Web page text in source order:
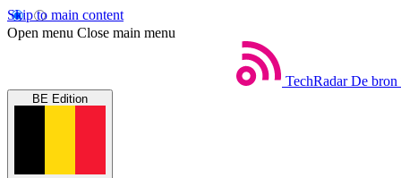
Skip to main content
Open menu Close main menu
TechRadar De bron
BE Edition